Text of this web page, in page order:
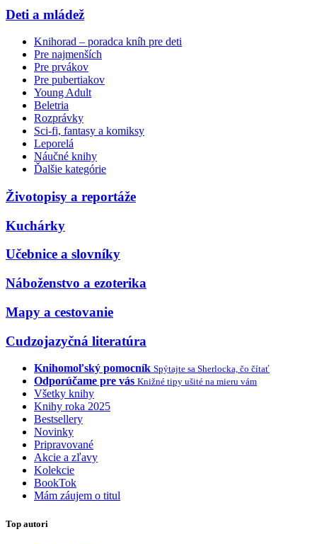
Deti a mládež
Knihorad – poradca kníh pre deti
Pre najmenších
Pre prvákov
Pre pubertiakov
Young Adult
Beletria
Rozprávky
Sci-fi, fantasy a komiksy
Leporelá
Náučné knihy
Ďalšie kategórie
Životopisy a reportáže
Kuchárky
Učebnice a slovníky
Náboženstvo a ezoterika
Mapy a cestovanie
Cudzojazyčná literatúra
Knihomoľský pomocník Spýtajte sa Sherlocka, čo čítať
Odporúčame pre vás Knižné tipy ušité na mieru vám
Všetky knihy
Knihy roka 2025
Bestsellery
Novinky
Pripravované
Akcie a zľavy
Kolekcie
BookTok
Mám záujem o titul
Top autori